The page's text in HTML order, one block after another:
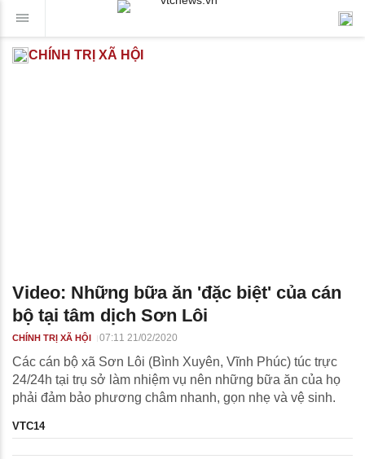
CHÍNH TRỊ XÃ HỘI
Video: Những bữa ăn 'đặc biệt' của cán
bộ tại tâm dịch Sơn Lôi
CHÍNH TRỊ XÃ HỘI 07:11 21/02/2020
Các cán bộ xã Sơn Lôi (Bình Xuyên, Vĩnh Phúc) túc trực
24/24h tại trụ sở làm nhiệm vụ nên những bữa ăn của họ
phải đảm bảo phương châm nhanh, gọn nhẹ và vệ sinh.
VTC14